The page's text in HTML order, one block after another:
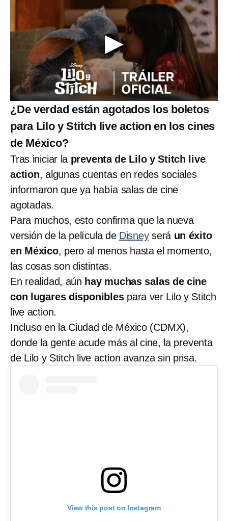
¿De verdad están agotados los boletos
para Lilo y Stitch live action en los cines
de México?
Tras iniciar la preventa de Lilo y Stitch live
action, algunas cuentas en redes sociales
informaron que ya había salas de cine
agotadas.
Para muchos, esto confirma que la nueva
versión de la película de Disneyserá un éxito
en México, pero al menos hasta el momento,
las cosas son distintas.
En realidad, aún hay muchas salas de cine
con lugares disponiblespara ver Lilo y Stitch
live action.
Incluso en la Ciudad de México (CDMX),
donde la gente acude más al cine, la preventa
de Lilo y Stitch live action avanza sin prisa.
View this post on Instagram